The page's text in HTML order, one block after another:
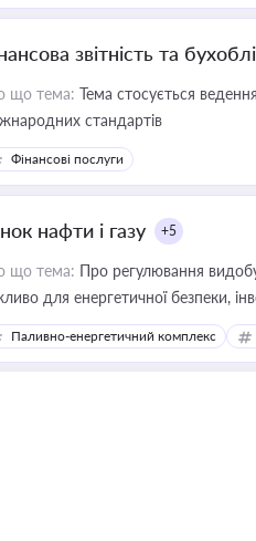
звітність та
що тема: Тема стосується
стандартів
Фінансові послуги
нафти і газу +5
що тема: Про регулювання
для енергетичної безпеки,
Паливно-енергетичний комплекс